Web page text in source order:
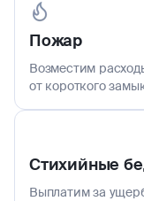
Пожар
Возместим
от короткого
Стихийные
Выплатим за